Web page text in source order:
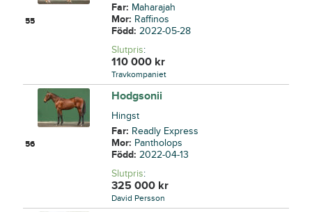
55
Far: Maharajah
Mor: Raffinos
Född:2022-05-28
Slutpris:
110 000 kr
Travkompaniet
56
Hodgsonii
Hingst
Far: Readly Express
Mor: Pantholops
Född:2022-04-13
Slutpris:
325 000 kr
David Persson